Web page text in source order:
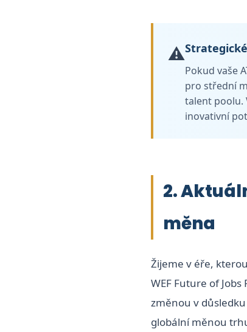
⚠️
Pokud vaše
pro střední
talent poolu.
inovativní
2.
měna
Žijeme v éře,
WEF Future of
změnou v
globální měnou